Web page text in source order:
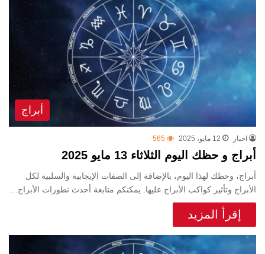
أبراج
اخبار 12 مايو، 2025 565
أبراج و حظك اليوم الثلاثاء 13 مايو 2025
أبراج، وحظك لهذا اليوم، بالإضافة إلى الصفات الإيجابية والسلبية لكل
الأبراج وتأثير كواكب الأبراج عليها. يمكنكم متابعة أحدث تطورات الأبراج…
إقرأ المزيد